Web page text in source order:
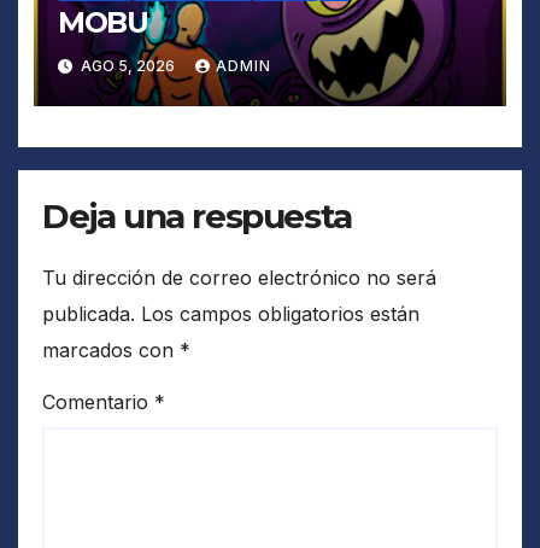
MOBU
AGO 5, 2026 ADMIN
Deja una respuesta
Tu dirección de correo electrónico no será
publicada. Los campos obligatorios están
marcados con *
Comentario *